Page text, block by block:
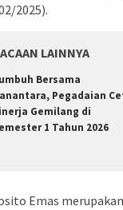
2025).
LAINNYA
Bersama
Pegadaian
Gemilang di
1 Tahun 2026
Emas